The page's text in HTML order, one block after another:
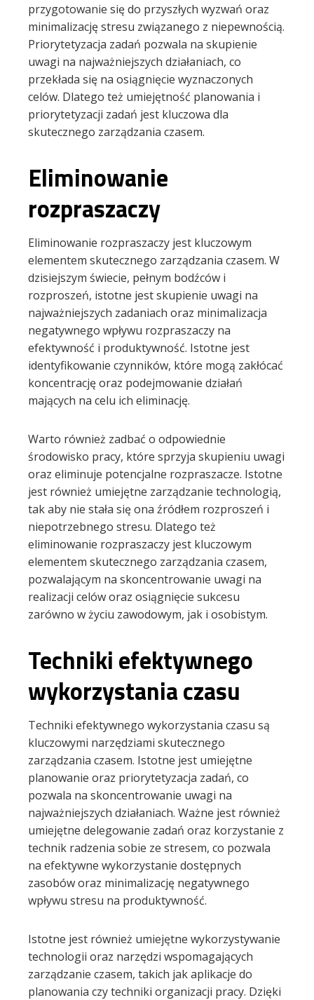
przygotowanie się do przyszłych wyzwań oraz
minimalizację stresu związanego z niepewnością.
Priorytetyzacja zadań pozwala na skupienie
uwagi na najważniejszych działaniach, co
przekłada się na osiągnięcie wyznaczonych
celów. Dlatego też umiejętność planowania i
priorytetyzacji zadań jest kluczowa dla
skutecznego zarządzania czasem.
Eliminowanie
rozpraszaczy
Eliminowanie rozpraszaczy jest kluczowym
elementem skutecznego zarządzania czasem. W
dzisiejszym świecie, pełnym bodźców i
rozproszeń, istotne jest skupienie uwagi na
najważniejszych zadaniach oraz minimalizacja
negatywnego wpływu rozpraszaczy na
efektywność i produktywność. Istotne jest
identyfikowanie czynników, które mogą zakłócać
koncentrację oraz podejmowanie działań
mających na celu ich eliminację.
Warto również zadbać o odpowiednie
środowisko pracy, które sprzyja skupieniu uwagi
oraz eliminuje potencjalne rozpraszacze. Istotne
jest również umiejętne zarządzanie technologią,
tak aby nie stała się ona źródłem rozproszeń i
niepotrzebnego stresu. Dlatego też
eliminowanie rozpraszaczy jest kluczowym
elementem skutecznego zarządzania czasem,
pozwalającym na skoncentrowanie uwagi na
realizacji celów oraz osiągnięcie sukcesu
zarówno w życiu zawodowym, jak i osobistym.
Techniki efektywnego
wykorzystania czasu
Techniki efektywnego wykorzystania czasu są
kluczowymi narzędziami skutecznego
zarządzania czasem. Istotne jest umiejętne
planowanie oraz priorytetyzacja zadań, co
pozwala na skoncentrowanie uwagi na
najważniejszych działaniach. Ważne jest również
umiejętne delegowanie zadań oraz korzystanie z
technik radzenia sobie ze stresem, co pozwala
na efektywne wykorzystanie dostępnych
zasobów oraz minimalizację negatywnego
wpływu stresu na produktywność.
Istotne jest również umiejętne wykorzystywanie
technologii oraz narzędzi wspomagających
zarządzanie czasem, takich jak aplikacje do
planowania czy techniki organizacji pracy. Dzięki